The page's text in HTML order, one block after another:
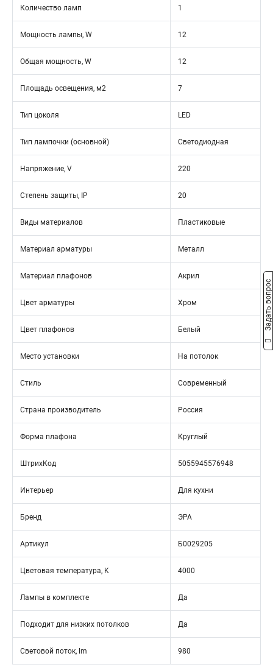
Количество ламп 1
Мощность лампы, W 12
Общая мощность, W 12
Площадь освещения, м2 7
Тип цоколя LED
Тип лампочки (основной) Светодиодная
Напряжение, V 220
Степень защиты, IP 20
Виды материалов Пластиковые
Материал арматуры Металл
Материал плафонов Акрил
Цвет арматуры Хром
Цвет плафонов Белый
Место установки На потолок
Стиль Современный
Страна производитель Россия
Форма плафона Круглый
ШтрихКод 5055945576948
Интерьер Для кухни
Бренд ЭРА
Артикул Б0029205
Цветовая температура, K 4000
Лампы в комплекте Да
Подходит для низких потолков Да
Световой поток, lm 980
Задать вопрос